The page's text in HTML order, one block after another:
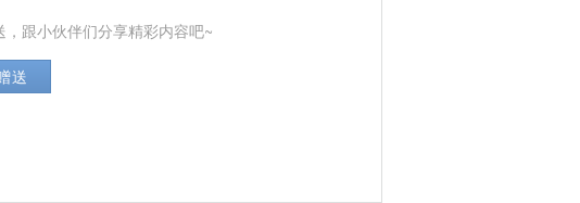
跟小伙伴们分享精彩内容吧~
送